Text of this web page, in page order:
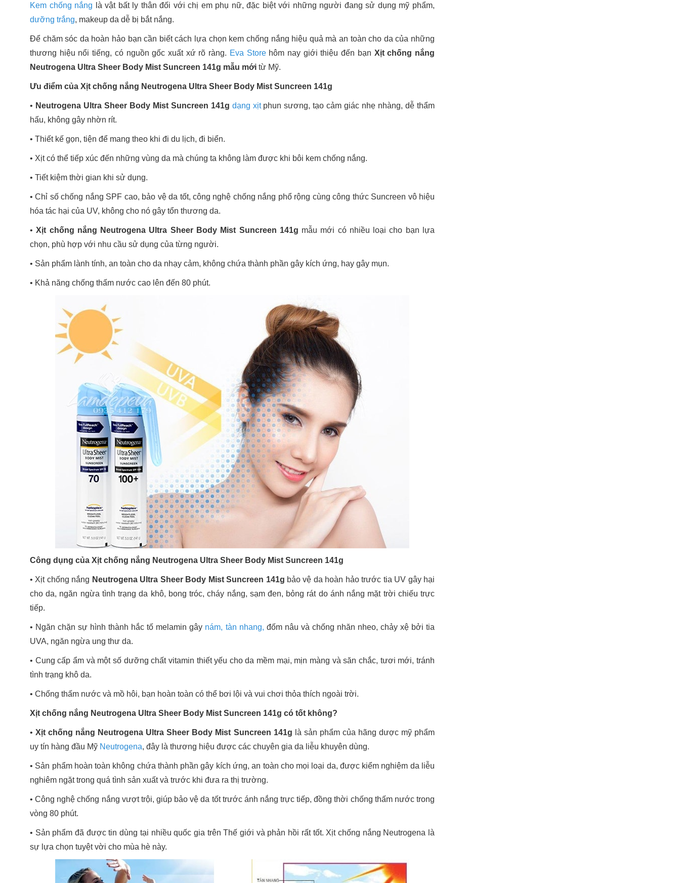
Kem chống nắng là vật bất ly thân đối với chị em phụ nữ, đặc biệt với những người đang sử dụng mỹ phẩm,
dưỡng trắng, makeup da dễ bị bắt nắng.
Để chăm sóc da hoàn hảo bạn cần biết cách lựa chọn kem chống nắng hiệu quả mà an toàn cho da của những
thương hiệu nổi tiếng, có nguồn gốc xuất xứ rõ ràng. Eva Storehôm nay giới thiệu đến bạn Xịt chống nắng
Neutrogena Ultra Sheer Body Mist Suncreen 141g mẫu mới từ Mỹ.
Ưu điểm của Xịt chống nắng Neutrogena Ultra Sheer Body Mist Suncreen 141g
• Neutrogena Ultra Sheer Body Mist Suncreen 141g dạng xịt phun sương, tạo cảm giác nhẹ nhàng, dễ thẩm
hấu, không gây nhờn rít.
• Thiết kế gọn, tiện để mang theo khi đi du lịch, đi biển.
• Xịt có thể tiếp xúc đến những vùng da mà chúng ta không làm được khi bôi kem chống nắng.
• Tiết kiệm thời gian khi sử dụng.
•Chỉ số chống nắng SPF cao, bảo vệ da tốt, công nghệ chống nắng phổ rộng cùng công thức Suncreen vô hiệu
hóa tác hại của UV, không cho nó gây tổn thương da.
•Xịt chống nắng Neutrogena Ultra Sheer Body Mist Suncreen 141g mẫu mới có nhiều loại cho bạn lựa
chọn, phù hợp với nhu cầu sử dụng của từng người.
• Sản phẩm lành tính, an toàn cho da nhạy cảm, không chứa thành phần gây kích ứng, hay gây mụn.
• Khả năng chống thấm nước cao lên đến 80 phút.
Công dụng của Xịt chống nắng Neutrogena Ultra Sheer Body Mist Suncreen 141g
• Xịt chống nắng Neutrogena Ultra Sheer Body Mist Suncreen 141g bảo vệ da hoàn hảo trước tia UV gây hại
cho da, ngăn ngừa tình trạng da khô, bong tróc, cháy nắng, sạm đen, bỏng rát do ánh nắng mặt trời chiếu trực
tiếp.
• Ngăn chặn sự hình thành hắc tố melamin gây nám, tàn nhang, đốm nâu và chống nhăn nheo, chảy xệ bởi tia
UVA, ngăn ngừa ung thư da.
• Cung cấp ẩm và một số dưỡng chất vitamin thiết yếu cho da mềm mại, mịn màng và săn chắc, tươi mới, tránh
tình trạng khô da.
• Chống thấm nước và mồ hôi, bạn hoàn toàn có thể bơi lội và vui chơi thỏa thích ngoài trời.
Xịt chống nắng Neutrogena Ultra Sheer Body Mist Suncreen 141g có tốt không?
•Xịt chống nắng Neutrogena Ultra Sheer Body Mist Suncreen 141g là sản phẩm của hãng dược mỹ phẩm
uy tín hàng đầu Mỹ Neutrogena, đây là thương hiệu được các chuyên gia da liễu khuyên dùng.
• Sản phẩm hoàn toàn không chứa thành phần gây kích ứng, an toàn cho mọi loại da, được kiểm nghiệm da liễu
nghiêm ngặt trong quá tình sản xuất và trước khi đưa ra thị trường.
•Công nghệ chống nắng vượt trội, giúp bảo vệ da tốt trước ánh nắng trực tiếp, đồng thời chống thấm nước trong
vòng 80 phút.
• Sản phẩm đã được tin dùng tại nhiều quốc gia trên Thế giới và phản hồi rất tốt. Xịt chống nắng Neutrogena là
sự lựa chọn tuyệt vời cho mùa hè này.